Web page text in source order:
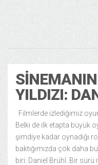
YILDIZI:
Filmlerde izlediğimiz
Belki de ilk etapta büyük
şimdiye kadar oynadığı
baktığımızda çok daha
biri: Daniel Brühl. Bir